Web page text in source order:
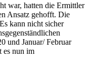
war, hatten die Ermittler
Ansatz gehofft. Die
kann nicht sicher
und Januar/ Februar
es nun im